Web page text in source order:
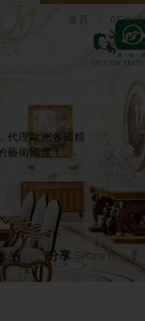
首頁 6F生
代理歐洲各國精
藝術國度！
品 分享 Share to